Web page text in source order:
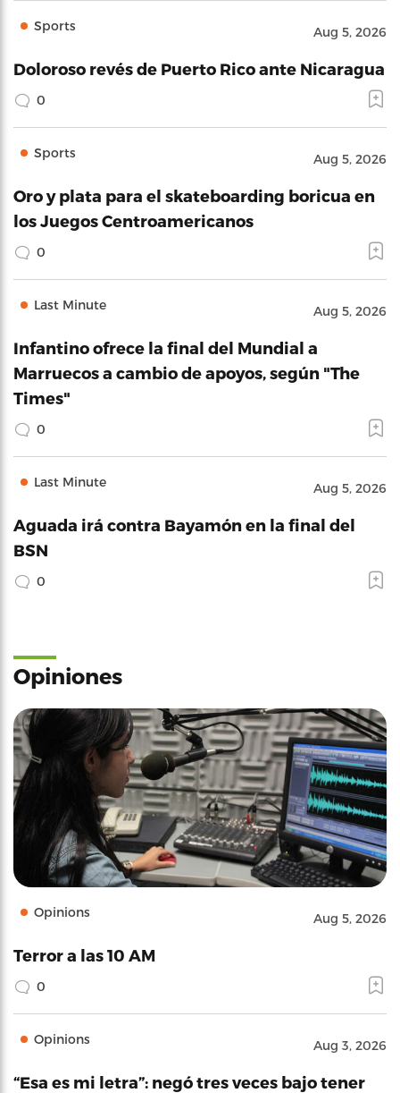
Sports Aug 5, 2026
Doloroso revés de Puerto Rico ante Nicaragua
0
Sports Aug 5, 2026
Oro y plata para el skateboarding boricua en
los Juegos Centroamericanos
0
Last Minute Aug 5, 2026
Infantino ofrece la final del Mundial a
Marruecos a cambio de apoyos, según "The
Times"
0
Last Minute Aug 5, 2026
Aguada irá contra Bayamón en la final del
BSN
0
Opiniones
Opinions Aug 5, 2026
Terror a las 10 AM
0
Opinions Aug 3, 2026
“Esa es mi letra”: negó tres veces bajo tener